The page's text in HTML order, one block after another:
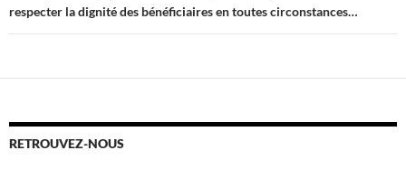
respecter la dignité des bénéficiaires en toutes circonstances…
RETROUVEZ-NOUS